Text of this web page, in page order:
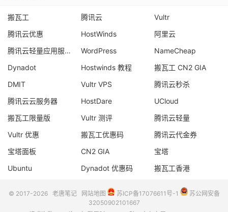
搬瓦工 腾讯云
Vultr
腾讯云优惠
HostWinds
阿里云
腾讯云轻量应用服务器
WordPress
NameCheap
Dynadot
Hostwinds 教程
搬瓦工 CN2 GIA
DMIT
Vultr VPS
腾讯云秒杀
腾讯云云服务器
HostDare
UCloud
搬瓦工限量版
Vultr 测评
腾讯云轻量
Vultr 优惠
搬瓦工优惠码
腾讯云代金券
宝塔面板
CN2 GIA
宝塔
Ubuntu
Dynadot 优惠码 搬瓦工香港
© 2017-2026 老唐笔记 网站地图 苏ICP备17076611号-1
苏公网安备
32050902101667